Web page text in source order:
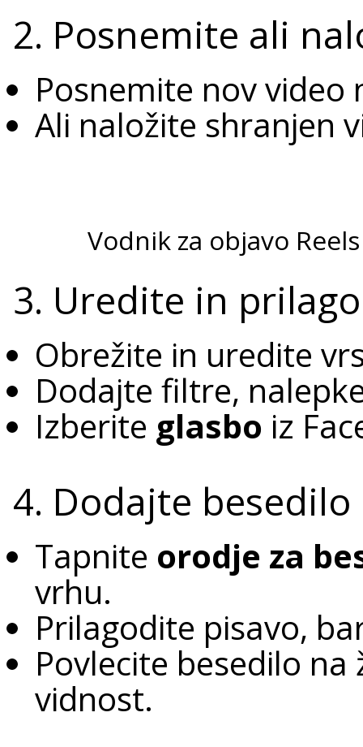
2. Posnemite ali
Posnemite nov video
Ali naložite shranjen
Vodnik za objavo
3. Uredite in
Obrežite in uredite
Dodajte filtre,
Izberite glasbo iz
4. Dodajte besedilo
Tapnite orodje za
vrhu.
Prilagodite pisavo,
Povlecite besedilo
vidnost.